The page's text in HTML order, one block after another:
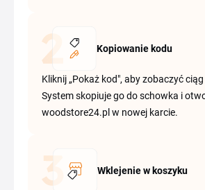
Kopiowanie kodu
Kliknij „Pokaż kod", aby zobaczyć
System skopiuje go do schowka i
woodstore24.pl w nowej karcie.
Wklejenie w koszyku